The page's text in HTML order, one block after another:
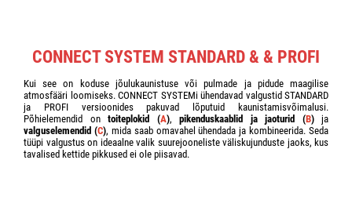
CONNECT SYSTEM STANDARD & & PROFI
Kui see on koduse jõulukaunistuse või pulmade ja pidude maagilise
atmosfääri loomiseks. CONNECT SYSTEMi ühendavad valgustid STANDARD
ja PROFI versioonides pakuvad lõputuid kaunistamisvõimalusi.
Põhielemendid on toiteplokid (A), pikenduskaablid ja jaoturid (B)ja
valguselemendid (C), mida saab omavahel ühendada ja kombineerida. Seda
tüüpi valgustus on ideaalne valik suurejooneliste väliskujunduste jaoks, kus
tavalised kettide pikkused ei ole piisavad.